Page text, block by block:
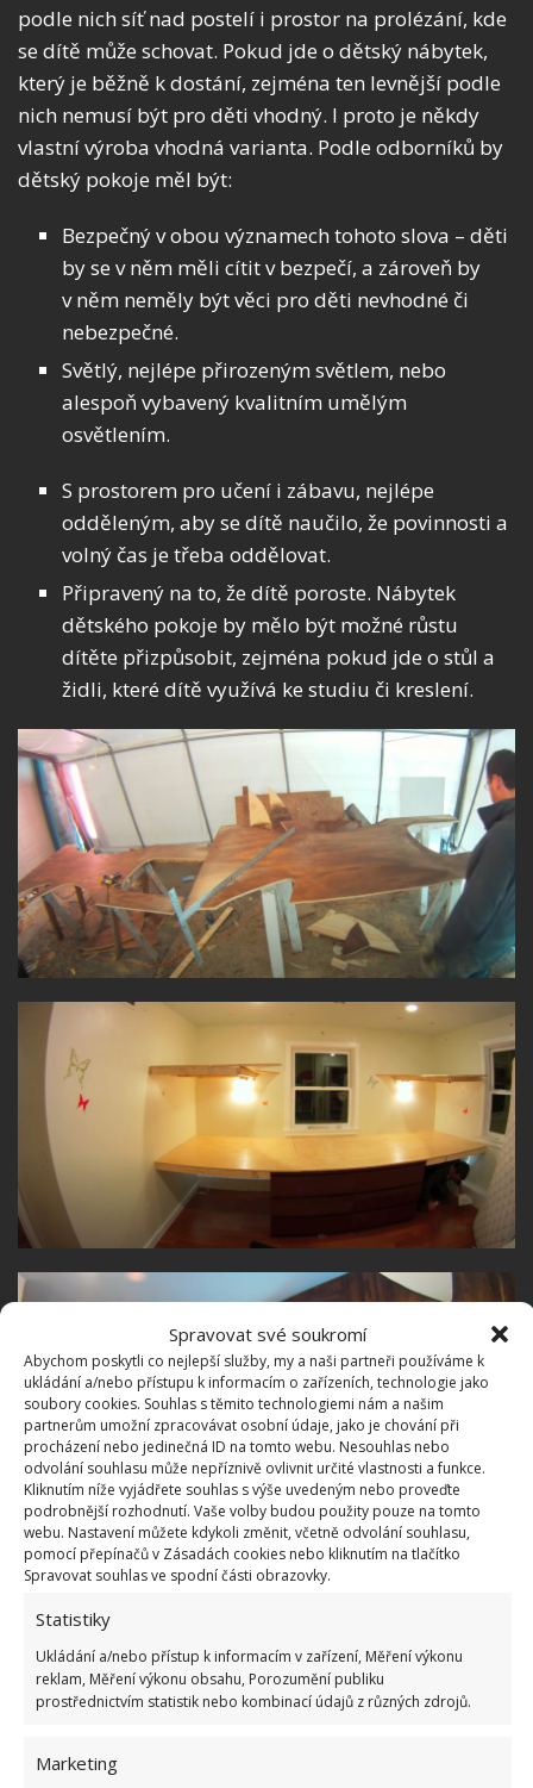
Spravovat své soukromí
Abychom poskytli co nejlepší služby, my a naši partneři používáme k
ukládání a/nebo přístupu k informacím o zařízeních, technologie jako
soubory cookies. Souhlas s těmito technologiemi nám a našim
partnerům umožní zpracovávat osobní údaje, jako je chování při
procházení nebo jedinečná ID na tomto webu. Nesouhlas nebo
odvolání souhlasu může nepříznivě ovlivnit určité vlastnosti a funkce.
Kliknutím níže vyjádřete souhlas s výše uvedeným nebo proveďte
podrobnější rozhodnutí. Vaše volby budou použity pouze na tomto
webu. Nastavení můžete kdykoli změnit, včetně odvolání souhlasu,
pomocí přepínačů v Zásadách cookies nebo kliknutím na tlačítko
Spravovat souhlas ve spodní části obrazovky.
Statistiky
Ukládání a/nebo přístup k informacím v zařízení, Měření výkonu
reklam, Měření výkonu obsahu, Porozumění publiku
prostřednictvím statistik nebo kombinací údajů z různých zdrojů.
Marketing
podle nich síť nad postelí i prostor na prolézání, kde
se dítě může schovat. Pokud jde o dětský nábytek,
který je běžně k dostání, zejména ten levnější podle
nich nemusí být pro děti vhodný. I proto je někdy
vlastní výroba vhodná varianta. Podle odborníků by
dětský pokoje měl být:
Bezpečný v obou významech tohoto slova – děti
by se v něm měli cítit v bezpečí, a zároveň by
v něm neměly být věci pro děti nevhodné či
nebezpečné.
Světlý, nejlépe přirozeným světlem, nebo
alespoň vybavený kvalitním umělým
osvětlením.
S prostorem pro učení i zábavu, nejlépe
odděleným, aby se dítě naučilo, že povinnosti a
volný čas je třeba oddělovat.
Připravený na to, že dítě poroste. Nábytek
dětského pokoje by mělo být možné růstu
dítěte přizpůsobit, zejména pokud jde o stůl a
židli, které dítě využívá ke studiu či kreslení.